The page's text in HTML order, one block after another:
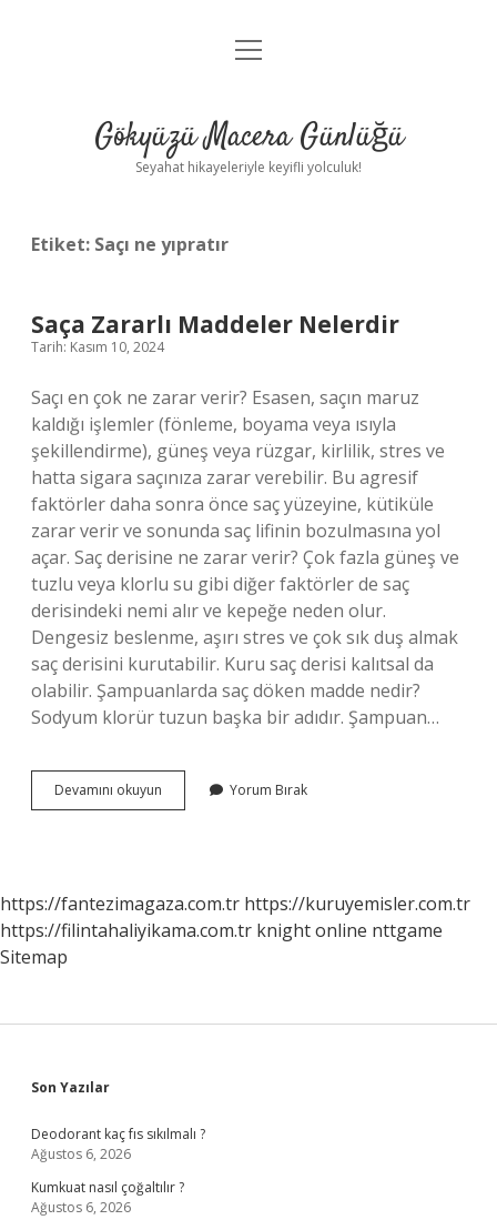
Anasayfa
Yasal Uyarı
menüyü
Gökyüzü Macera Günlüğü
Seyahat hikayeleriyle keyifli yolculuk!
Etiket: Saçı ne yıpratır
Saça Zararlı Maddeler Nelerdir
Tarih: Kasım 10, 2024
Saçı en çok ne zarar verir? Esasen, saçın maruz
kaldığı işlemler (fönleme, boyama veya ısıyla
şekillendirme), güneş veya rüzgar, kirlilik, stres ve
hatta sigara saçınıza zarar verebilir. Bu agresif
faktörler daha sonra önce saç yüzeyine, kütiküle
zarar verir ve sonunda saç lifinin bozulmasına yol
açar. Saç derisine ne zarar verir? Çok fazla güneş ve
tuzlu veya klorlu su gibi diğer faktörler de saç
derisindeki nemi alır ve kepeğe neden olur.
Dengesiz beslenme, aşırı stres ve çok sık duş almak
saç derisini kurutabilir. Kuru saç derisi kalıtsal da
olabilir. Şampuanlarda saç döken madde nedir?
Sodyum klorür tuzun başka bir adıdır. Şampuan…
Devamını okuyun
Zararlı
Yorum Bırak
https://fantezimagaza.com.tr https://kuruyemisler.com.tr
https://filintahaliyikama.com.tr knight online nttgame
Sitemap
Sidebar
Son Yazılar
Deodorant kaç fıs sıkılmalı ?
Ağustos 6, 2026
Kumkuat nasıl çoğaltılır ?
Ağustos 6, 2026